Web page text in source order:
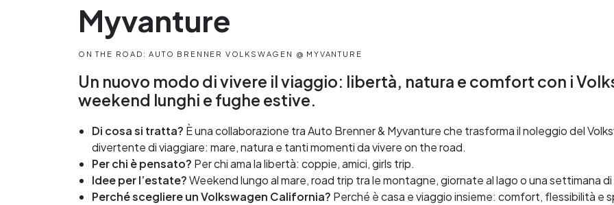
Myvanture
ON THE ROAD: AUTO BRENNER VOLKSWAGEN @ MYVANTURE
Un nuovo modo di vivere il viaggio: libertà, natura e comfort con i
weekend lunghi e fughe estive.
Di cosa si tratta? È una collaborazione tra Auto Brenner & Myvanture che trasforma il noleggio del
divertente di viaggiare: mare, natura e tanti momenti da vivere on the road.
Per chi è pensato? Per chi ama la libertà: coppie, amici, girls trip.
Idee per l’estate?Weekend lungo al mare, road trip tra le montagne, giornate al lago o una settimana
Perché scegliere un Volkswagen California? Perché è casa e viaggio insieme: comfort, flessibilità e